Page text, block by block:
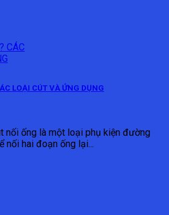
LOẠI CÚT VÀ ỨNG DỤNG
nối ống là một loại phụ kiện đường
hai đoạn ống lại...